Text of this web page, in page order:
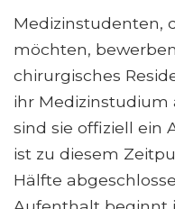
Medizinstudenten,
möchten,
chirurgisches
ihr Medizinstudium
sind sie offiziell ein
ist zu diesem
Hälfte